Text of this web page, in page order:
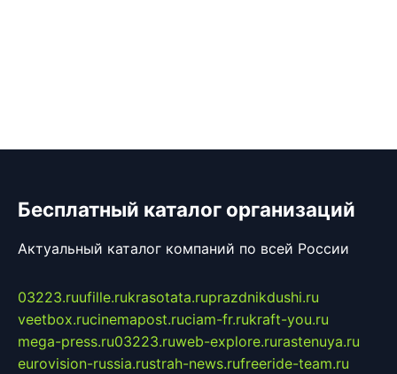
Бесплатный каталог организаций
Актуальный каталог компаний по всей России
03223.ruufille.rukrasotata.ruprazdnikdushi.ru
veetbox.rucinemapost.ruciam-fr.rukraft-you.ru
mega-press.ru03223.ruweb-explore.rurastenuya.ru
eurovision-russia.rustrah-news.rufreeride-team.ru